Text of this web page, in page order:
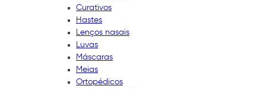
Curativos
Hastes
Lenços nasais
Luvas
Máscaras
Meias
Ortopédicos